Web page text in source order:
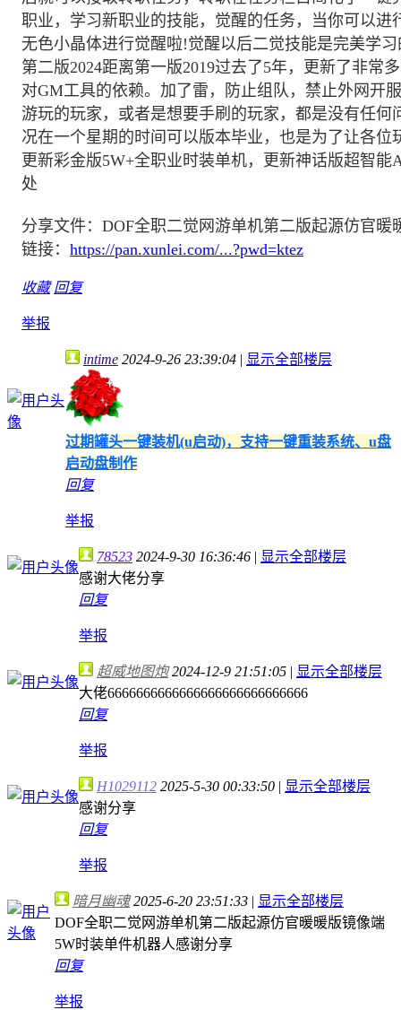
职业，学习新职业的技能，觉醒的任务，当你可以
无色小晶体进行觉醒啦!觉醒以后二觉技能是完美学习
第二版2024距离第一版2019过去了5年，更新了非常
对GM工具的依赖。加了雷，防止组队，禁止外网开
游玩的玩家，或者是想要手刷的玩家，都是没有任
况在一个星期的时间可以版本毕业，也是为了让各
更新彩金版5W+全职业时装单机，更新神话版超智
处
分享文件：DOF全职二觉网游单机第二版起源仿官暖
链接： https://pan.xunlei.com/...?pwd=ktez
收藏 回复
举报
intime 2024-9-26 23:39:04 | 显示全部楼层
过期罐头一键装机(u启动)，支持一键重装系统、u盘
启动盘制作
回复
举报
78523 2024-9-30 16:36:46 | 显示全部楼层
感谢大佬分享
回复
举报
超威地图炮2024-12-9 21:51:05 | 显示全部楼层
大佬6666666666666666666666666666
回复
举报
H1029112 2025-5-30 00:33:50 | 显示全部楼层
感谢分享
回复
举报
暗月幽魂2025-6-20 23:51:33 | 显示全部楼层
DOF全职二觉网游单机第二版起源仿官暖暖版镜像端
5W时装单件机器人感谢分享
回复
举报